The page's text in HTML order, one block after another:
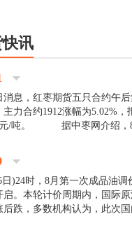
讯
消息，红枣期货五只合约午
主力合约1912涨幅为5.02%，
元/吨。 据中枣网介绍，
依旧惜售挺...
日)24时，8月第一次成品油调
启。本轮计价周期内，国际
后跌，多数机构认为，此次